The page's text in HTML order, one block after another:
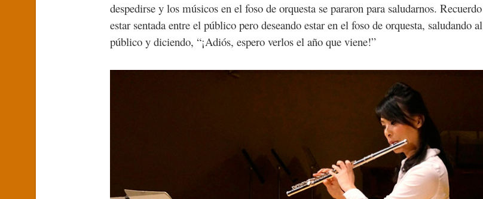
despedirse y los músicos en el foso de orquesta se pararon para saludarnos. Recuerdo
estar sentada entre el público pero deseando estar en el foso de orquesta, saludando al
público y diciendo, “¡Adiós, espero verlos el año que viene!”